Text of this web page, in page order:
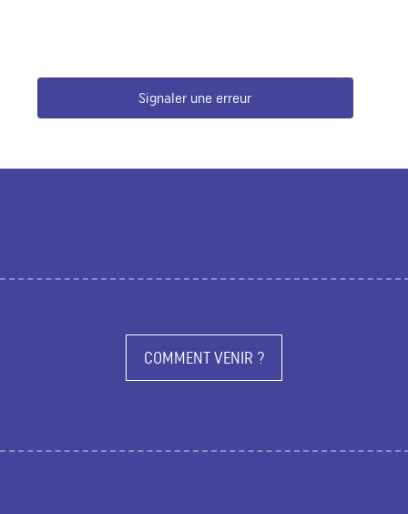
Signaler une erreur
COMMENT VENIR ?